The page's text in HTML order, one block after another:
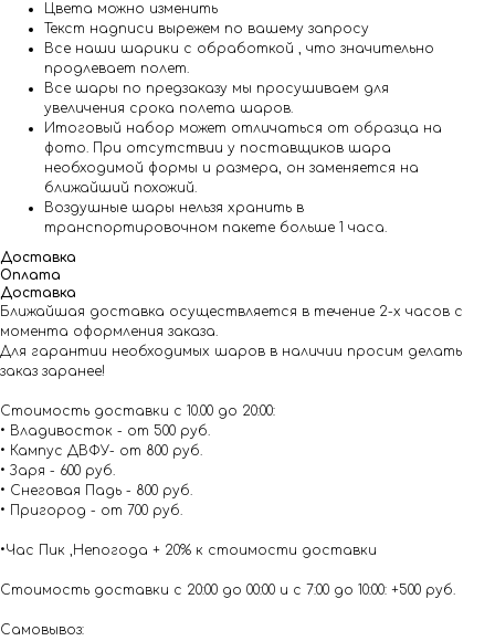
Цвета можно изменить
Текст надписи вырежем по вашему запросу
Все наши шарики с обработкой , что значительно
продлевает полет.
Все шары по предзаказу мы просушиваем для
увеличения срока полета шаров.
Итоговый набор может отличаться от образца на
фото. При отсутствии у поставщиков шара
необходимой формы и размера, он заменяется на
ближайший похожий.
Воздушные шары нельзя хранить в
транспортировочном пакете больше 1 часа.
Доставка
Оплата
Доставка
Ближайшая доставка осуществляется в течение 2-х часов с
момента оформления заказа.
Для гарантии необходимых шаров в наличии просим делать
заказ заранее!
Стоимость доставки с 10.00 до 20:00:
• Владивосток - от 500 руб.
• Кампус ДВФУ- от 800 руб.
• Заря - 600 руб.
• Снеговая Падь - 800 руб.
• Пригород - от 700 руб.
•Час Пик ,Непогода + 20% к стоимости доставки
Стоимость доставки с 20:00 до 00:00 и с 7:00 до 10:00: +500 руб.
Самовывоз: